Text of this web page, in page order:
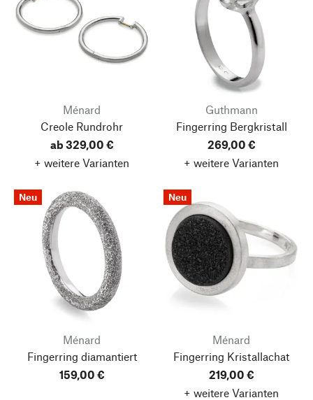
Ménard
Creole Rundrohr
ab 329,00 €
+ weitere Varianten
Guthmann
Fingerring Bergkristall
269,00 €
+ weitere Varianten
Neu
Ménard
Fingerring diamantiert
159,00 €
Neu
Ménard
Fingerring Kristallachat
219,00 €
+ weitere Varianten